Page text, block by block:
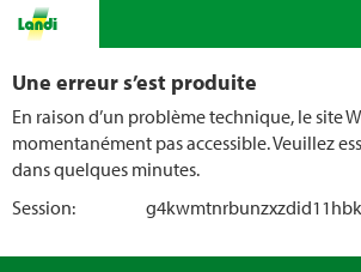
Une erreur s’est produite
En raison d’un problème technique, le site
momentanément pas accessible. Veuillez
dans quelques minutes.
Session: